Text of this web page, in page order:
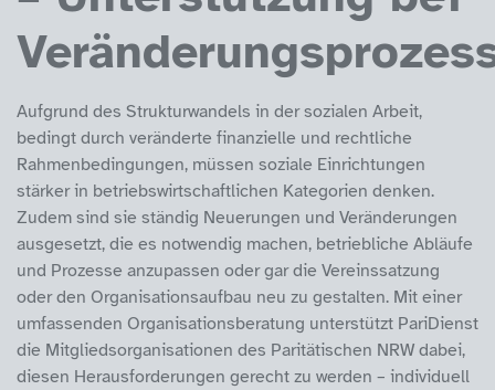
Aufgrund des Strukturwandels in der sozialen Arbeit,
bedingt durch veränderte finanzielle und rechtliche
Rahmenbedingungen, müssen soziale Einrichtungen
stärker in betriebswirtschaftlichen Kategorien denken.
Zudem sind sie ständig Neuerungen und Veränderungen
ausgesetzt, die es notwendig machen, betriebliche Abläufe
und Prozesse anzupassen oder gar die Vereinssatzung
oder den Organisationsaufbau neu zu gestalten. Mit einer
umfassenden Organisationsberatung unterstützt PariDienst
die Mitgliedsorganisationen des Paritätischen NRW dabei,
diesen Herausforderungen gerecht zu werden – individuell